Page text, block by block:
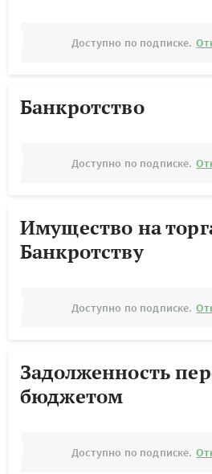
Доступно по подписке.
Банкротство
Доступно по подписке.
Имущество на
Банкротству
Доступно по подписке.
Задолженность
бюджетом
Доступно по подписке.